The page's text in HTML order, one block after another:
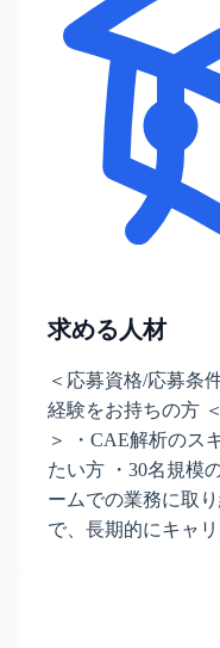
求める人材
＜応募資格/応募条
経験をお持ちの方
＞ ・CAE解析のス
たい方 ・30名規模
ームでの業務に取
で、長期的にキャ